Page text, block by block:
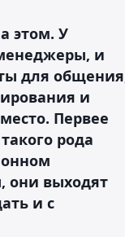
этом. У
и
для
и
Первее
рода
они выходят
и с